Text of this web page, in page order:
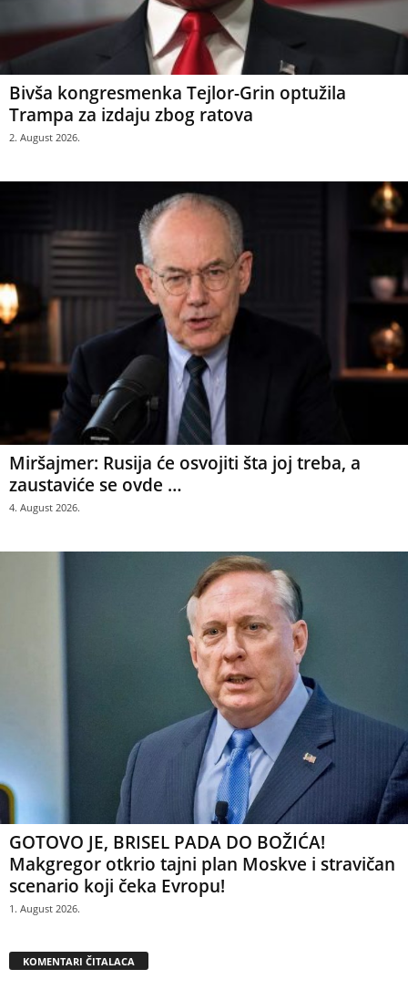
Bivša kongresmenka Tejlor-Grin optužila
Trampa za izdaju zbog ratova
2. August 2026.
Miršajmer: Rusija će osvojiti šta joj treba, a
zaustaviće se ovde …
4. August 2026.
GOTOVO JE, BRISEL PADA DO BOŽIĆA!
Makgregor otkrio tajni plan Moskve i stravičan
scenario koji čeka Evropu!
1. August 2026.
KOMENTARI ČITALACA